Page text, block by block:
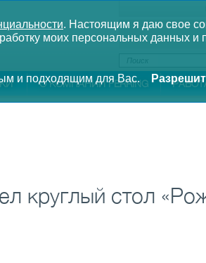
. Настоящим я даю свое
моих персональных данных и
и подходящим для Вас.
О КОМПАНИИ FERRING
круглый стол